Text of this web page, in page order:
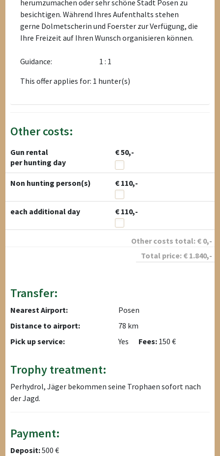
herumzumachen oder sehr schöne Stadt Posen zu
besichtigen. Während Ihres Aufenthalts stehen
gerne Dolmetscherin und Foerster zur Verfügung, die
Ihre Freizeit auf Ihren Wunsch organisieren können.
Guidance:
1 : 1
This offer applies for: 1 hunter(s)
Other costs:
Gun rental
€ 50,-
per hunting day
Non hunting person(s) € 110,-
each additional day € 110,-
Other costs total: € 0,-
Total price: € 1.840,-
Transfer:
Nearest Airport:
Posen
Distance to airport:
78 km
Pick up service:
Yes Fees: 150 €
Trophy treatment:
Perhydrol, Jäger bekommen seine Trophaen sofort nach
der Jagd.
Payment:
Deposit:500 €